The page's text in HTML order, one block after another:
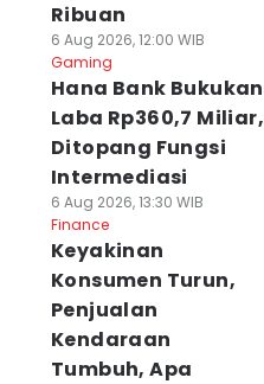
Ribuan
6 Aug 2026, 12:00 WIB
Gaming
Hana Bank Bukukan
Laba Rp360,7 Miliar,
Ditopang Fungsi
Intermediasi
6 Aug 2026, 13:30 WIB
Finance
Keyakinan
Konsumen Turun,
Penjualan
Kendaraan
Tumbuh, Apa